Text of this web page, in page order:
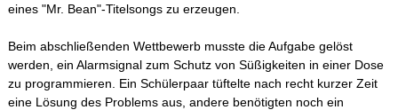
eines "Mr. Bean"-Titelsongs zu erzeugen.
Beim abschließenden Wettbewerb musste die Aufgabe gelöst
werden, ein Alarmsignal zum Schutz von Süßigkeiten in einer Dose
zu programmieren. Ein Schülerpaar tüftelte nach recht kurzer Zeit
eine Lösung des Problems aus, andere benötigten noch ein